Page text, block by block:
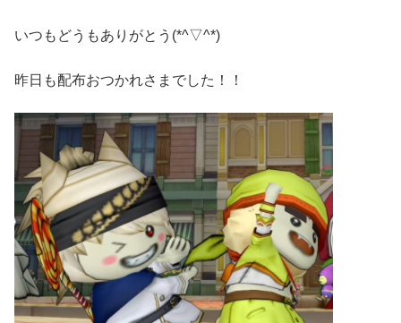
いつもどうもありがとう(*^▽^*)
昨日も配布おつかれさまでした！！